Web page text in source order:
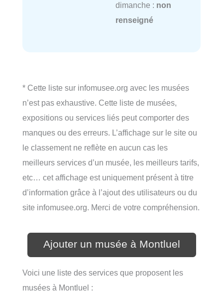
dimanche : non
renseigné
* Cette liste sur infomusee.org avec les musées
n’est pas exhaustive. Cette liste de musées,
expositions ou services liés peut comporter des
manques ou des erreurs. L’affichage sur le site ou
le classement ne reflète en aucun cas les
meilleurs services d’un musée, les meilleurs tarifs,
etc… cet affichage est uniquement présent à titre
d’information grâce à l’ajout des utilisateurs ou du
site infomusee.org. Merci de votre compréhension.
Ajouter un musée à Montluel
Voici une liste des services que proposent les
musées à Montluel :